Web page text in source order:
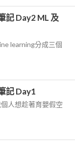
記 Day2 ML 及
learning分成三個
記 Day1
人想趁著育嬰假空